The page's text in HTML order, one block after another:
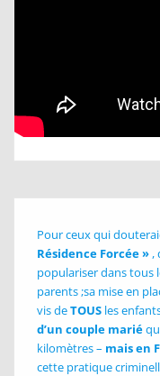
Pour ceux qui
Résidence Forcée »,
populariser dans tous
parents ;sa mise en
vis deTOUS les
d’un couple marié
kilomètres – mais en
cette pratique